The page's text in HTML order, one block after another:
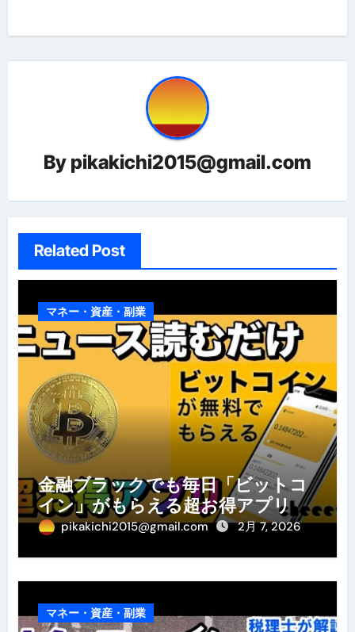
シ
ョ
By pikakichi2015@gmail.com
Related Post
マネー・資産・副業
金融ブラックでも毎日「ビットコ
イン」がもらえる超お得アプリ
pikakichi2015@gmail.com 2月 7, 2026
マネー・資産・副業